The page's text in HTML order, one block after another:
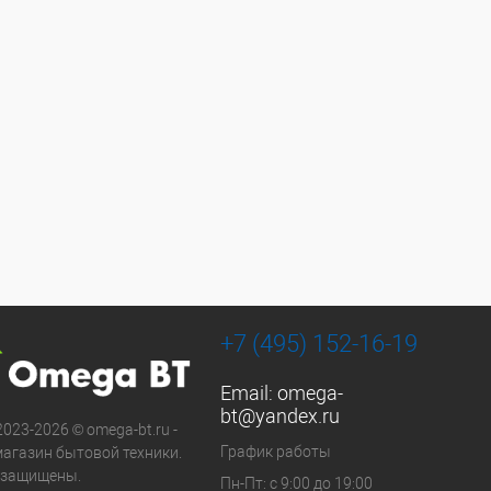
2026 © omega-bt.ru -
бытовой техники.
+7 (495) 152-16-19
Email: omega-
bt@yandex.ru
График работы
Пн-Пт: с 9:00 до 19:00